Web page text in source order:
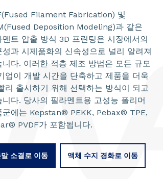
Filament Fabrication) 및
Deposition Modeling)과 같은
멘트 압출 방식 3D 프린팅은 시장에서의
성과 시제품화의 신속성으로 널리 알려져
니다. 이러한 적층 제조 방법은 모든 규모
업이 개발 시간을 단축하고 제품을 더욱
리 출시하기 위해 선택하는 방식이 되고
니다. 당사의 필라멘트용 고성능 폴리머
군에는 Kepstan® PEKK, Pebax® TPE,
PVDF가 포함됩니다.
소결로 이동 액체 수지 경화로 이동